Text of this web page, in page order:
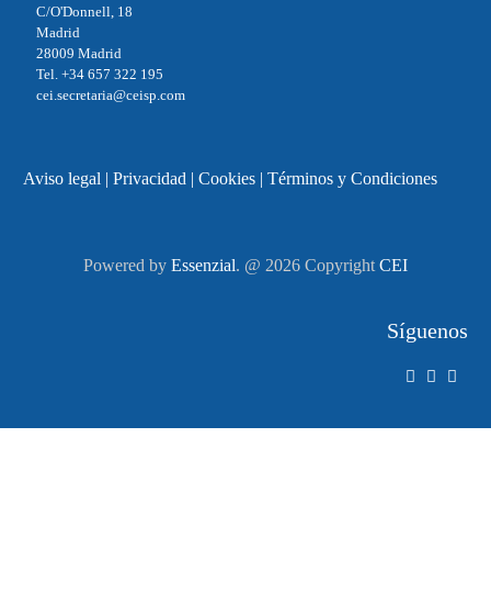
C/O'Donnell, 18
Madrid
28009 Madrid
Tel. +34 657 322 195
cei.secretaria@ceisp.com
Aviso legal | Privacidad | Cookies| Términos y Condiciones
Powered by Essenzial. @ 2026 Copyright CEI
Síguenos